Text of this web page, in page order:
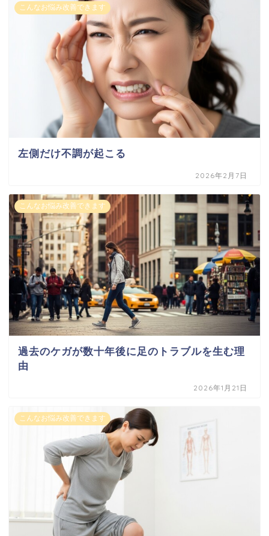
こんなお悩み改善できます
左側だけ不調が起こる
2026年2月7日
こんなお悩み改善できます
過去のケガが数十年後に足のトラブルを生む理
由
2026年1月21日
こんなお悩み改善できます